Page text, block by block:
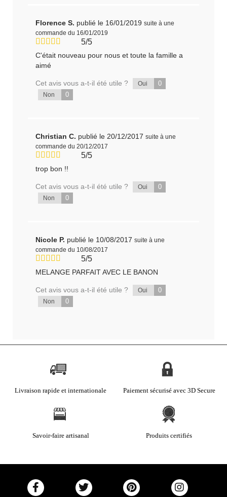
Florence S. publié le 16/01/2019 suite à une
commande du 16/01/2019
5/5
C'était nouveau pour nous et toute la famille a
aimé
Cet avis vous a-t-il été utile ? Oui 0
Non 0
Christian C. publié le 20/12/2017 suite à une
commande du 20/12/2017
5/5
trop bon !!
Cet avis vous a-t-il été utile ? Oui 0
Non 0
Nicole P. publié le 10/08/2017 suite à une
commande du 10/08/2017
5/5
MELANGE PARFAIT AVEC LE BANON
Cet avis vous a-t-il été utile ? Oui 0
Non 0
Livraison rapide et internationale Paiement sécurisé avec 3D Secure
Savoir-faire artisanal Produits certifiés